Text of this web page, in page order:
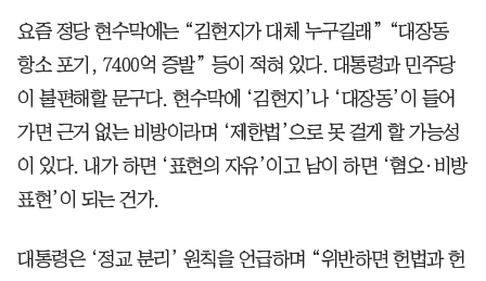
요즘 정당 현수막에는 “김현지가 대체 누구길래” “대장동
항소 포기, 7400억 증발” 등이 적혀 있다. 대통령과 민주당
이 불편해할 문구다. 현수막에 ‘김현지’나 ‘대장동’이 들어
가면 근거 없는 비방이라며 ‘제한법’으로 못 걸게 할 가능성
이 있다. 내가 하면 ‘표현의 자유’이고 남이 하면 ‘혐오·비방
표현’이 되는 건가.
대통령은 ‘정교 분리’ 원칙을 언급하며 “위반하면 헌법과 헌